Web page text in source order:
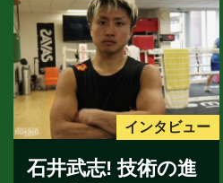
インタビュー
石井武志! 技術の進